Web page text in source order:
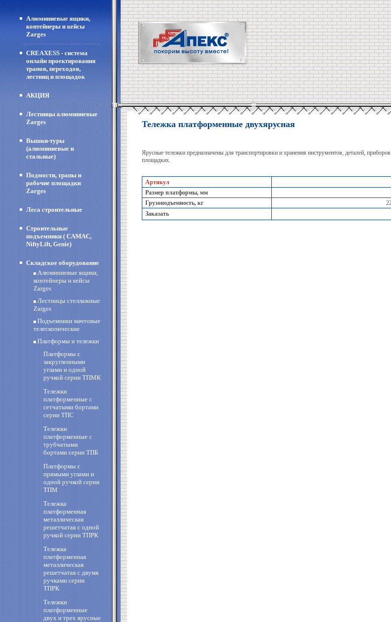
Алюминиевые ящики,
контейнеры и кейсы
Zarges
CREAXESS - система
онлайн проектирования
трапов, переходов,
лестниц и площадок
АКЦИЯ
Лестницы алюминиевые
Zarges
Вышки-туры
(алюминиевые и
стальные)
Подмости, трапы и
рабочие площадки
Zarges
Леса строительные
Строительные
подъемники ( CAMAC,
NiftyLift, Genie)
Складское оборудование
Алюминиевые ящики,
контейнеры и кейсы
Zarges
Лестницы стеллажные
Zarges
Подъемники мачтовые
телескопические
Платформы и тележки
Платформы с
закругленными
углами и одной
ручкой серии ТПМК
Тележки
платформенные с
сетчатыми бортами
серии ТПС
Тележки
платформенные с
трубчатыми
бортами серии ТПБ
Платформы с
прямыми углами и
одной ручкой серии
ТПМ
Тележка
платформенная
металлическая
решетчатая с одной
ручкой серии ТПРК
Тележка
платформенная
металлическая
решетчатая с двумя
ручками серии
ТПРК
Тележки
платформенные
двух и трех ярусные
Тележка платформенные двухярусная
Ярусные тележки предназначены для транспортировки и хранения инструментов, деталей,
площадках.
Артикул
Размер платформы, мм
Грузоподъемность, кг
Заказать